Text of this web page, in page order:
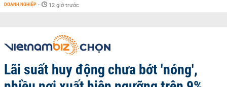
DOANH NGHIỆP - 12 giờ trước
Lãi suất huy động chưa bớt 'nóng',